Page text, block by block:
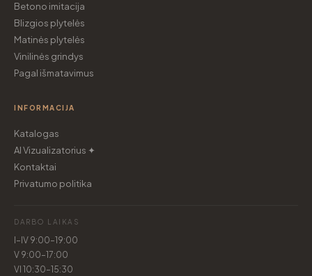
Betono imitacija
Blizgios plytelės
Matinės plytelės
Vinilinės grindys
Pagal išmatavimus
INFORMACIJA
Katalogas
AI Vizualizatorius ✦
Kontaktai
Privatumo politika
DARBO LAIKAS
I–IV 9:00–19:00
V 9:00–17:00
VI 10:30–15:30